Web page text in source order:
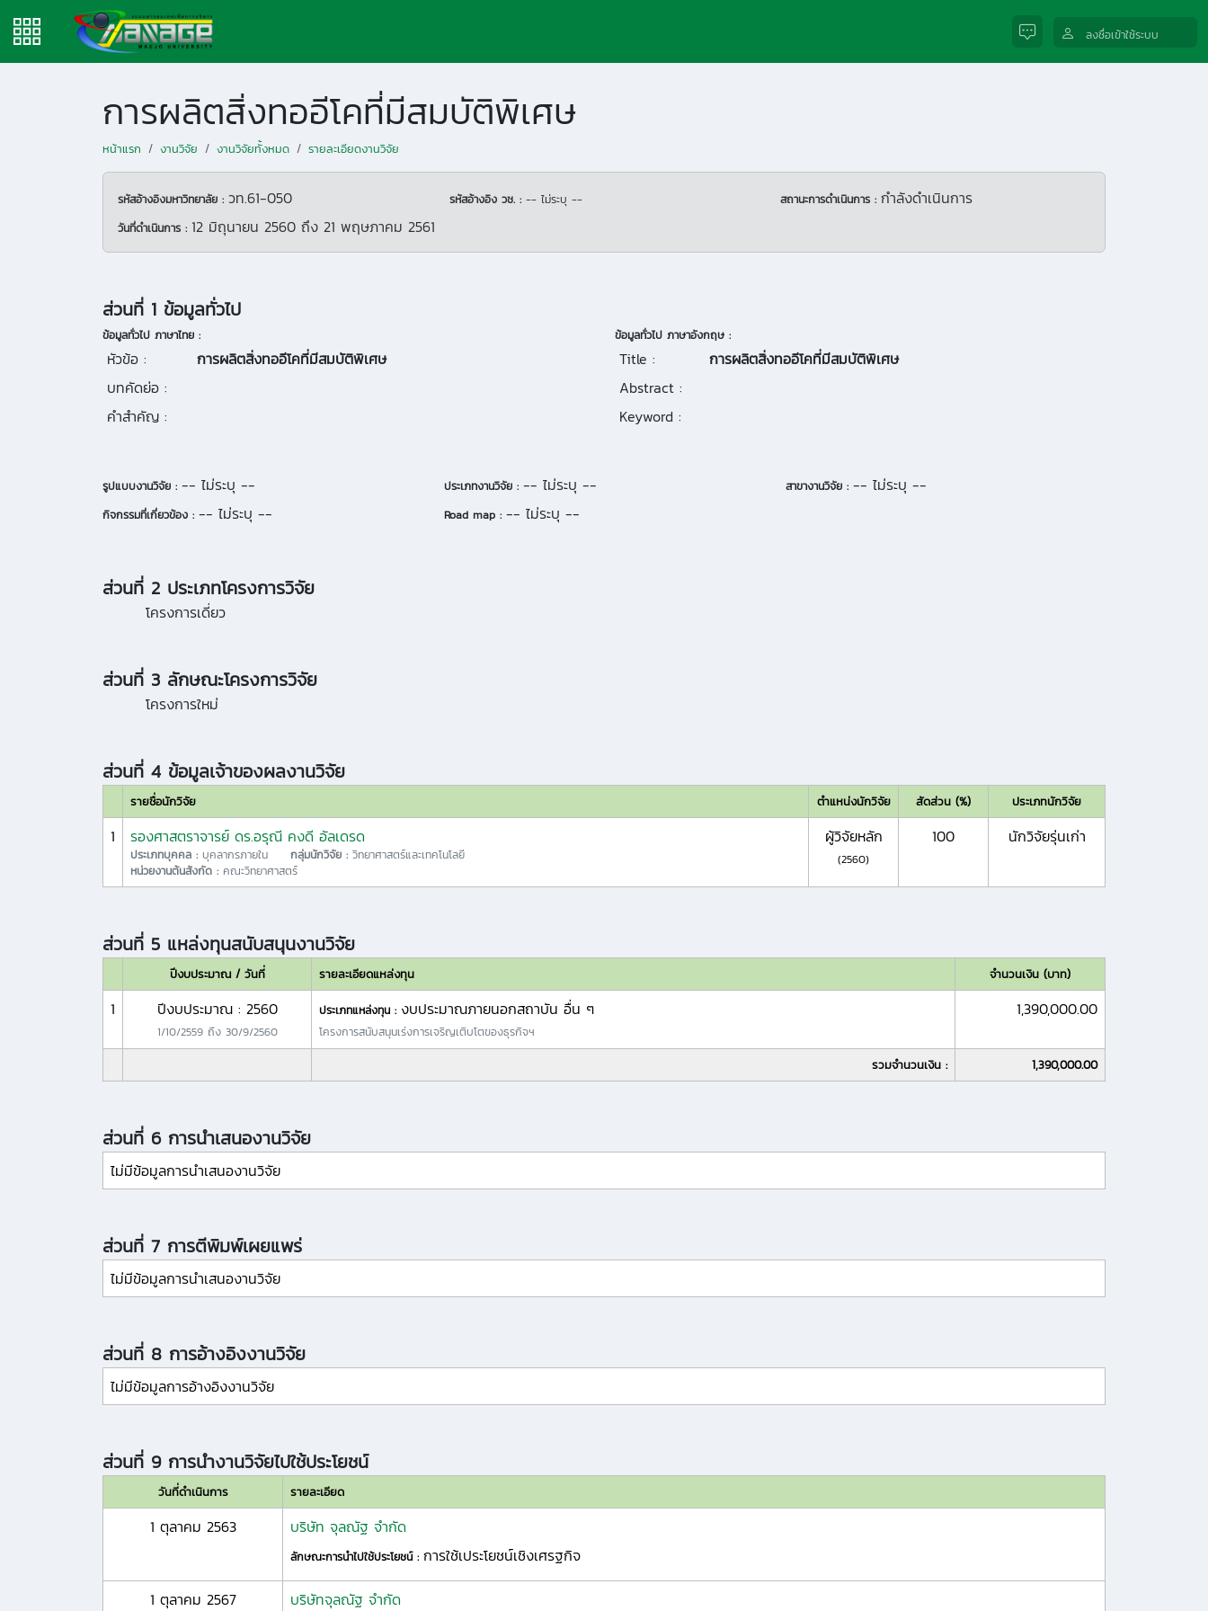
ลงชื่อเข้าใช้ระบบ
การผลิตสิ่งทออีโคที่มีสมบัติพิเศษ
หน้าแรก งานวิจัย งานวิจัยทั้งหมด รายละเอียดงานวิจัย
รหัสอ้างอิงมหาวิทยาลัย : วท.61-050 รหัสอ้างอิง วช. : -- ไม่ระบุ -- สถานะการดำเนินการ :กำลังดำเนินการ
วันที่ดำเนินการ : 12 มิถุนายน 2560 ถึง 21 พฤษภาคม 2561
ส่วนที่ 1 ข้อมูลทั่วไป
ข้อมูลทั่วไป ภาษาไทย :
หัวข้อ :
การผลิตสิ่งทออีโคที่มีสมบัติพิเศษ
บทคัดย่อ :
คำสำคัญ :
ข้อมูลทั่วไป ภาษาอังกฤษ :
Title :
การผลิตสิ่งทออีโคที่มีสมบัติพิเศษ
Abstract :
Keyword :
รูปแบบงานวิจัย : -- ไม่ระบุ -- ประเภทงานวิจัย : -- ไม่ระบุ -- สาขางานวิจัย : -- ไม่ระบุ --
กิจกรรมที่เกี่ยวข้อง : -- ไม่ระบุ -- Road map : -- ไม่ระบุ --
ส่วนที่ 2 ประเภทโครงการวิจัย
โครงการเดี่ยว
ส่วนที่ 3 ลักษณะโครงการวิจัย
โครงการใหม่
ส่วนที่ 4 ข้อมูลเจ้าของผลงานวิจัย
รายชื่อนักวิจัย ตำแหน่งนักวิจัย สัดส่วน (%) ประเภทนักวิจัย
1 รองศาสตราจารย์ ดร.อรุณี คงดี อัลเดรด
ประเภทบุคคล : บุคลากรภายใน กลุ่มนักวิจัย : วิทยาศาสตร์และเทคโนโลยี
หน่วยงานต้นสังกัด : คณะวิทยาศาสตร์
ผู้วิจัยหลัก
(2560)
100 นักวิจัยรุ่นเก่า
ส่วนที่ 5 แหล่งทุนสนับสนุนงานวิจัย
ปีงบประมาณ / วันที่ รายละเอียดแหล่งทุน จำนวนเงิน (บาท)
1 ปีงบประมาณ : 2560
1/10/2559ถึง 30/9/2560
ประเภทแหล่งทุน : งบประมาณภายนอกสถาบัน อื่น ๆ
โครงการสนับสนุนเร่งการเจริญเติบโตของธุรกิจฯ
1,390,000.00
รวมจำนวนเงิน : 1,390,000.00
ส่วนที่ 6 การนำเสนองานวิจัย
ไม่มีข้อมูลการนำเสนองานวิจัย
ส่วนที่ 7 การตีพิมพ์เผยแพร่
ไม่มีข้อมูลการนำเสนองานวิจัย
ส่วนที่ 8 การอ้างอิงงานวิจัย
ไม่มีข้อมูลการอ้างอิงงานวิจัย
ส่วนที่ 9 การนำงานวิจัยไปใช้ประโยชน์
วันที่ดำเนินการ รายละเอียด
1 ตุลาคม 2563 บริษัท จุลณัฐ จำกัด
ลักษณะการนำไปใช้ประโยชน์ : การใช้เประโยชน์เชิงเศรฐกิจ
1 ตุลาคม 2567 บริษัทจุลณัฐ จำกัด